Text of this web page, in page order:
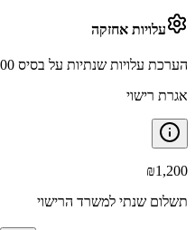
עלויות אחזקה
הערכת עלויות שנתיות על בסיס 15,000 ק״מ בשנה
אגרת רישוי
₪1,200
תשלום שנתי למשרד הרישוי